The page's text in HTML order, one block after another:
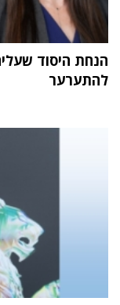
הנחת היסוד
להתערער